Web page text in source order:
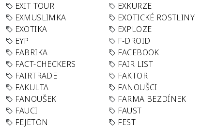
EXIT TOUR
EXKURZE
EXMUSLIMKA
EXOTICKÉ ROSTLINY
EXOTIKA
EXPLOZE
EYP
F-DROID
FABRIKA
FACEBOOK
FACT-CHECKERS
FAIR LIST
FAIRTRADE
FAKTOR
FAKULTA
FANOUŠCI
FANOUŠEK
FARMA BEZDÍNEK
FAUCI
FAUST
FEJETON
FEST